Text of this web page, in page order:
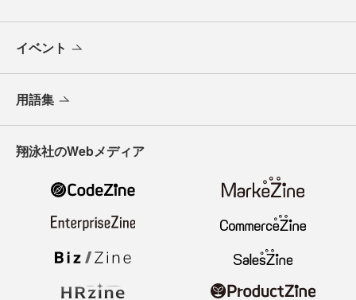
イベント
用語集
翔泳社のWebメディア